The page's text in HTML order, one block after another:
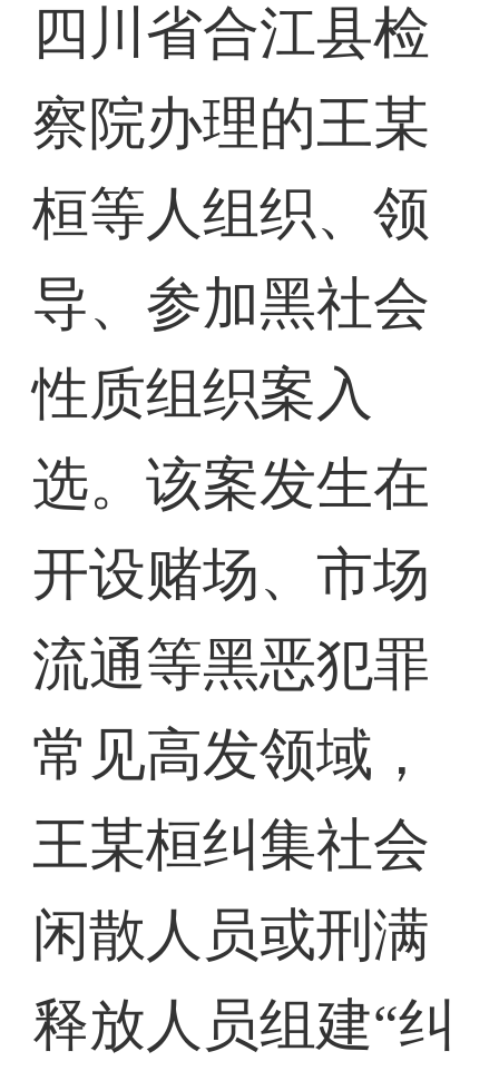
四川省合江县检
察院办理的王某
桓等人组织、领
导、参加黑社会
性质组织案入
选。该案发生在
开设赌场、市场
流通等黑恶犯罪
常见高发领域，
王某桓纠集社会
闲散人员或刑满
释放人员组建“纠